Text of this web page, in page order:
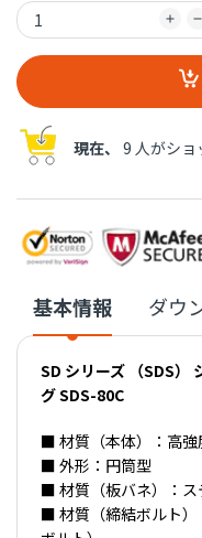
現在、 9 人がショ
基本情報 ダウ
SD シリーズ （SDS）
グ SDS-80C
■ 材質（本体）：高強
■ 外形：円筒型
■ 材質（板バネ）：ス
■ 材質（締結ボルト）